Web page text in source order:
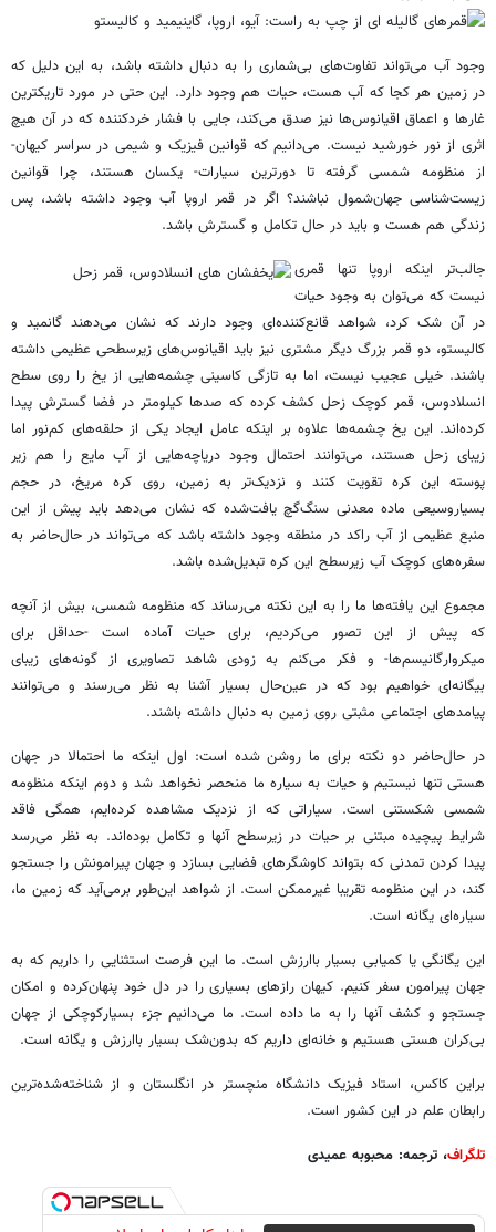
وجود آب می‌تواند تفاوت‌های بی‌شماری را به دنبال داشته باشد، به این دلیل که
در زمین هر کجا که آب هست، حیات هم وجود دارد. این حتی در مورد تاریکترین
غارها و اعماق اقیانوس‌ها نیز صدق می‌کند، جایی با فشار خرد‌کننده که در آن هیچ
اثری از نور خورشید نیست. می‌دانیم که قوانین فیزیک و شیمی در سراسر کیهان-
از منظومه شمسی گرفته تا دورترین سیارات- یکسان هستند، چرا قوانین
زیست‌شناسی جهان‌شمول نباشند؟ اگر در قمر اروپا آب وجود داشته باشد، پس
زندگی هم هست و باید در حال تکامل و گسترش باشد.
جالب‌تر اینکه اروپا تنها قمری
نیست که می‌توان به وجود حیات
در آن شک کرد، شواهد قانع‌کننده‌ای وجود دارند که نشان می‌دهند گانمید و
کالیستو، دو قمر بزرگ دیگر مشتری نیز باید اقیانوس‌های زیرسطحی عظیمی داشته
باشند. خیلی عجیب نیست، اما به تازگی کاسینی چشمه‌هایی از یخ را روی سطح
انسلادوس، قمر کوچک زحل کشف کرده که صدها کیلومتر در فضا گسترش پیدا
کرده‌اند. این یخ چشمه‌ها علاوه بر اینکه عامل ایجاد یکی از حلقه‌های کم‌نور اما
زیبای زحل هستند، می‌توانند احتمال وجود دریاچه‌هایی از آب مایع را هم زیر
پوسته این کره تقویت کنند و نزدیک‌تر به زمین، روی کره مریخ، در حجم
بسیار‌وسیعی ماده معدنی سنگ‌گچ یافت‌شده که نشان می‌دهد باید پیش از این
منبع عظیمی از آب راکد در منطقه وجود داشته باشد که می‌تواند در حال‌حاضر به
سفره‌های کوچک آب زیرسطح این کره تبدیل‌شده باشد.
مجموع این یافته‌ها ما را به این نکته می‌رساند که منظومه شمسی، بیش از آنچه
که پیش از این تصور می‌کردیم، برای حیات آماده است -حداقل برای
میکروارگانیسم‌ها- و فکر می‌کنم به زودی شاهد تصاویری از گونه‌های زیبای
بیگانه‌ای خواهیم بود که در عین‌حال بسیار‌ آشنا به نظر می‌رسند و می‌توانند
پیامدهای اجتماعی مثبتی روی زمین به دنبال داشته باشند.
در حال‌حاضر دو نکته برای ما روشن‌ شده است: اول اینکه ما احتمالا در جهان
هستی تنها نیستیم و حیات به سیاره ما منحصر نخواهد شد و دوم اینکه منظومه
شمسی شکستنی است. سیاراتی که از نزدیک مشاهده کرده‌ایم، همگی فاقد
شرایط پیچیده مبتنی بر حیات در زیرسطح آنها و تکامل بوده‌اند. به نظر می‌رسد
پیدا کردن تمدنی که بتواند کاوشگرهای فضایی بسازد و جهان پیرامونش را جستجو
کند، در این منظومه تقریبا غیرممکن است. از شواهد این‌طور برمی‌آید که زمین ما،
سیاره‌ای یگانه است.
این یگانگی یا کمیابی بسیار باارزش است. ما این فرصت استثنایی را داریم که به
جهان پیرامون سفر کنیم. کیهان راز‌های بسیاری را در دل خود پنهان‌کرده و امکان
جستجو و کشف آنها را به ما داده است. ما می‌دانیم جزء بسیار‌کوچکی از جهان
بی‌کران هستی هستیم و خانه‌ای داریم که بدون‌شک بسیار‌ با‌ارزش و یگانه است.
براین کاکس، استاد فیزیک دانشگاه منچستر در انگلستان و از شناخته‌شده‌ترین
رابطان علم در این کشور است.
تلگراف، ترجمه: محبوبه عمیدی